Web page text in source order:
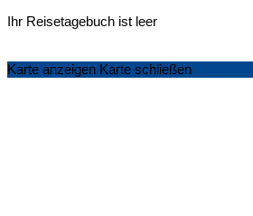
Ihr Reisetagebuch ist leer
Karte anzeigen Karte schließen